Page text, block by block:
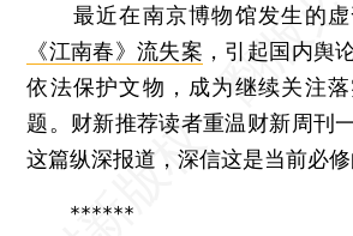
最近在南京博物馆发生的虚
《江南春》流失案 ，引起国内舆
依法保护文物，成为继续关注
题。财新推荐读者重温财新周刊
这篇纵深报道，深信这是当前必修
******